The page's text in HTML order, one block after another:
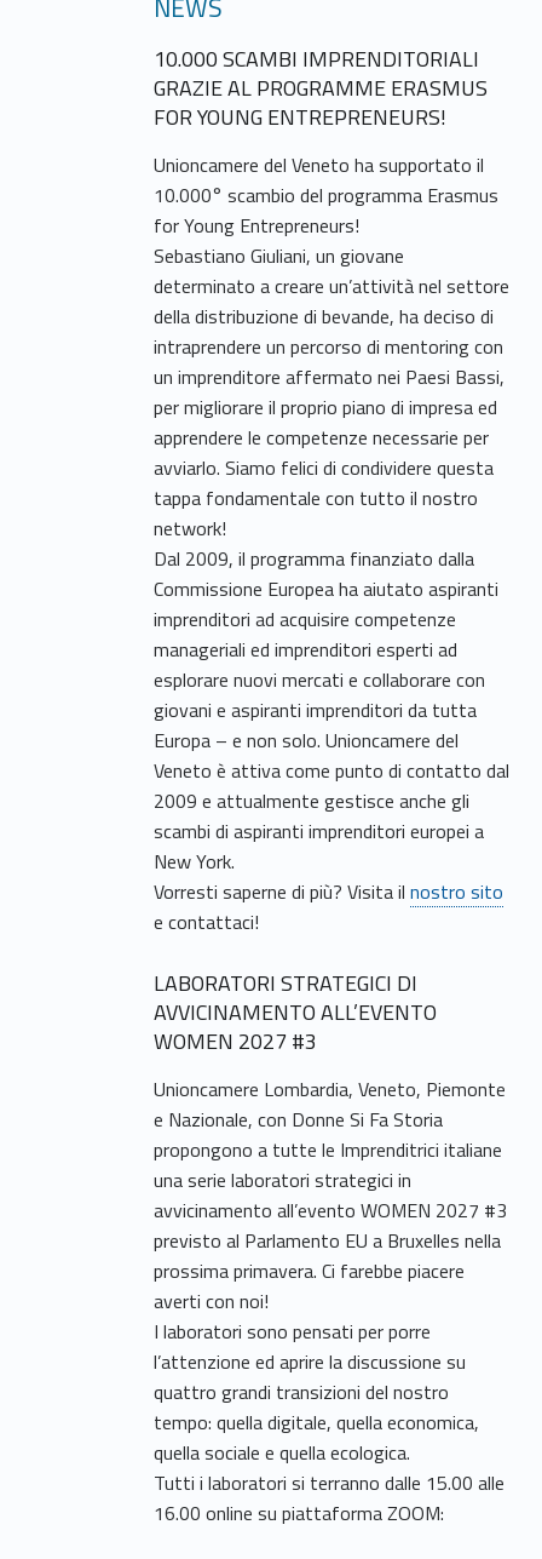
10.000 SCAMBI IMPRENDITORIALI
GRAZIE AL PROGRAMME ERASMUS
FOR YOUNG ENTREPRENEURS!
Unioncamere del Veneto ha supportato il
10.000° scambio del programma Erasmus
for Young Entrepreneurs!
Sebastiano Giuliani, un giovane
determinato a creare un’attività nel settore
della distribuzione di bevande, ha deciso di
intraprendere un percorso di mentoring con
un imprenditore affermato nei Paesi Bassi,
per migliorare il proprio piano di impresa ed
apprendere le competenze necessarie per
avviarlo. Siamo felici di condividere questa
tappa fondamentale con tutto il nostro
network!
Dal 2009, il programma finanziato dalla
Commissione Europea ha aiutato aspiranti
imprenditori ad acquisire competenze
manageriali ed imprenditori esperti ad
esplorare nuovi mercati e collaborare con
giovani e aspiranti imprenditori da tutta
Europa – e non solo. Unioncamere del
Veneto è attiva come punto di contatto dal
2009 e attualmente gestisce anche gli
scambi di aspiranti imprenditori europei a
New York.
Vorresti saperne di più? Visita il nostro sito
e contattaci!
LABORATORI STRATEGICI DI
AVVICINAMENTO ALL’EVENTO
WOMEN 2027 #3
Unioncamere Lombardia, Veneto, Piemonte
e Nazionale, con Donne Si Fa Storia
propongono a tutte le Imprenditrici italiane
una serie laboratori strategici in
avvicinamento all’evento WOMEN 2027 #3
previsto al Parlamento EU a Bruxelles nella
prossima primavera. Ci farebbe piacere
averti con noi!
I laboratori sono pensati per porre
l’attenzione ed aprire la discussione su
quattro grandi transizioni del nostro
tempo: quella digitale, quella economica,
quella sociale e quella ecologica.
Tutti i laboratori si terranno dalle 15.00 alle
16.00 online su piattaforma ZOOM: